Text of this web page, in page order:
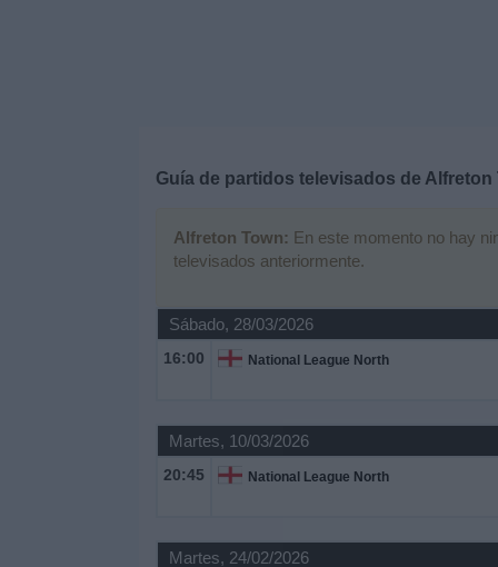
Guía de partidos televisados de Alfreton
Alfreton Town: En este momento no hay
televisados anteriormente.
Sábado, 28/03/2026
16:00 National League North
Martes, 10/03/2026
20:45 National League North
Martes, 24/02/2026